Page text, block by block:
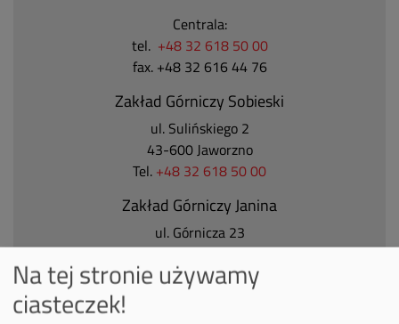
Centrala:
tel. +48 32 618 50 00
fax. +48 32 616 44 76
Zakład Górniczy Sobieski
ul. Sulińskiego 2
43-600 Jaworzno
Tel. +48 32 618 50 00
Zakład Górniczy Janina
ul. Górnicza 23
32-590 Libiąż
Tel. +48 32 627 00 00
Zakład Górniczy Brzeszcze
Na tej stronie używamy
ciasteczek!